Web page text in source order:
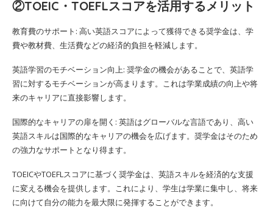
②TOEIC・TOEFLスコアを活用するメリット
教育費のサポート: 高い英語スコアによって獲得できる奨学金は、学
費や教材費、生活費などの経済的負担を軽減します。
英語学習のモチベーション向上: 奨学金の機会があることで、英語学
習に対するモチベーションが高まります。これは学業成績の向上や将
来のキャリアに直接影響します。
国際的なキャリアの扉を開く: 英語はグローバルな言語であり、高い
英語スキルは国際的なキャリアの機会を広げます。奨学金はそのため
の強力なサポートとなり得ます。
TOEICやTOEFLスコアに基づく奨学金は、英語スキルを経済的な支援
に変える機会を提供します。これにより、学生は学業に集中し、将来
に向けて自分の能力を最大限に発揮することができます。